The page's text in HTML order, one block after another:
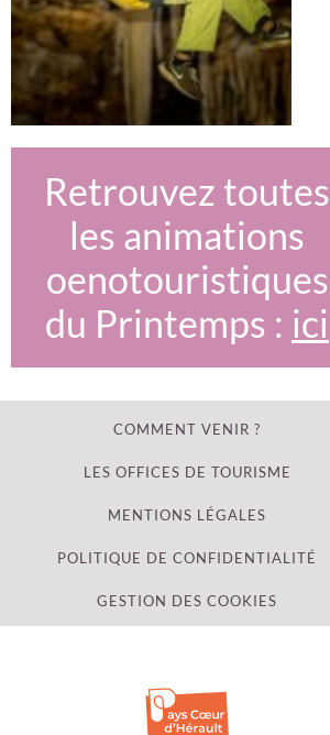
Retrouvez toutes
les animations
oenotouristiques
du Printemps : ici
COMMENT VENIR ?
LES OFFICES DE TOURISME
MENTIONS LÉGALES
POLITIQUE DE CONFIDENTIALITÉ
GESTION DES COOKIES